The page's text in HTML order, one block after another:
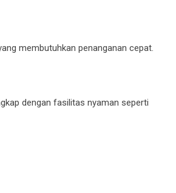
membutuhkan penanganan cepat.
dengan fasilitas nyaman seperti